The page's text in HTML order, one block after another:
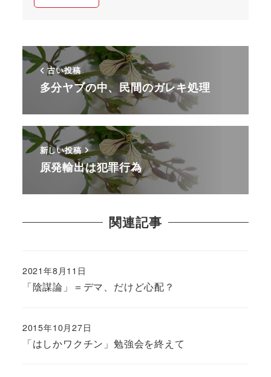
古い投稿
多分ヤブの中、民間のガレキ処理
新しい投稿
原発輸出は犯罪行為
関連記事
「陰謀論」＝デマ、だけど心配？
2021年8月11日
「はしかワクチン」勉強会を終えて
2015年10月27日